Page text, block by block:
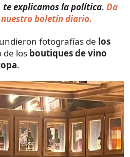
explicamos la política. Da
boletín diario.
fotografías de los
de los boutiques de vino
.